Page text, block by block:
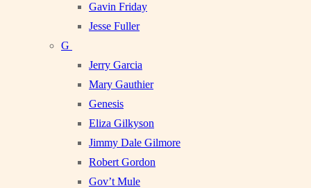
Gavin Friday
Jesse Fuller
G
Jerry Garcia
Mary Gauthier
Genesis
Eliza Gilkyson
Jimmy Dale Gilmore
Robert Gordon
Gov’t Mule